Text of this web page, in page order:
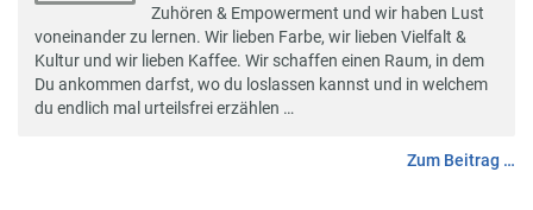
Zuhören & Empowerment und wir haben Lust
voneinander zu lernen. Wir lieben Farbe, wir lieben Vielfalt &
Kultur und wir lieben Kaffee. Wir schaffen einen Raum, in dem
Du ankommen darfst, wo du loslassen kannst und in welchem
du endlich mal urteilsfrei erzählen …
Zum Beitrag …